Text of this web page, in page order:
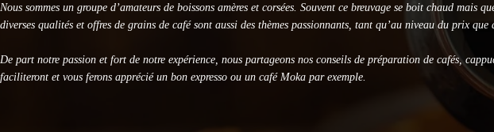
Nous sommes un groupe d’amateurs de boissons amères et corsées. Souvent ce breuvage se boit chaud
diverses qualités et offres de grains de café sont aussi des thèmes passionnants, tant qu’au niveau du prix que
De part notre passion et fort de notre expérience, nous partageons nos conseils de préparation de cafés,
faciliteront et vous ferons apprécié un bon expresso ou un café Moka par exemple.